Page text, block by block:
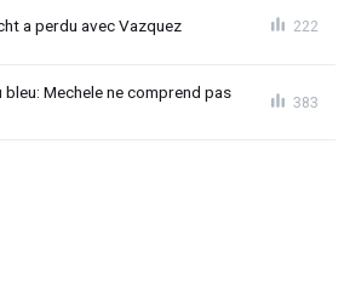
a perdu avec Vazquez 222
bleu: Mechele ne comprend pas
383